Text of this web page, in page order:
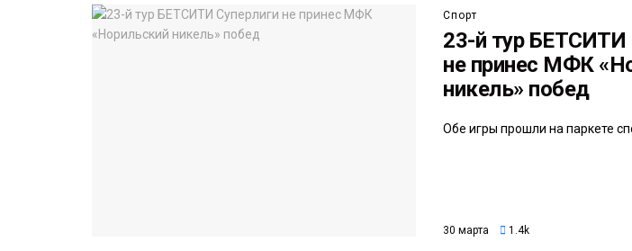
Спорт
23-й тур БЕТСИТИ
не принес МФК
никель» побед
Обе игры прошли на паркете
30 марта 1.4k